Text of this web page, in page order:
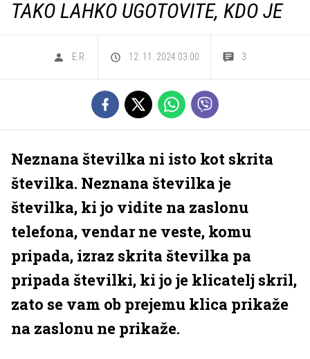
TAKO LAHKO UGOTOVITE, KDO JE
E.R. 12. 11. 2024 03.00 3
Neznana številka ni isto kot skrita
številka. Neznana številka je
številka, ki jo vidite na zaslonu
telefona, vendar ne veste, komu
pripada, izraz skrita številka pa
pripada številki, ki jo je klicatelj skril,
zato se vam ob prejemu klica prikaže
na zaslonu ne prikaže.